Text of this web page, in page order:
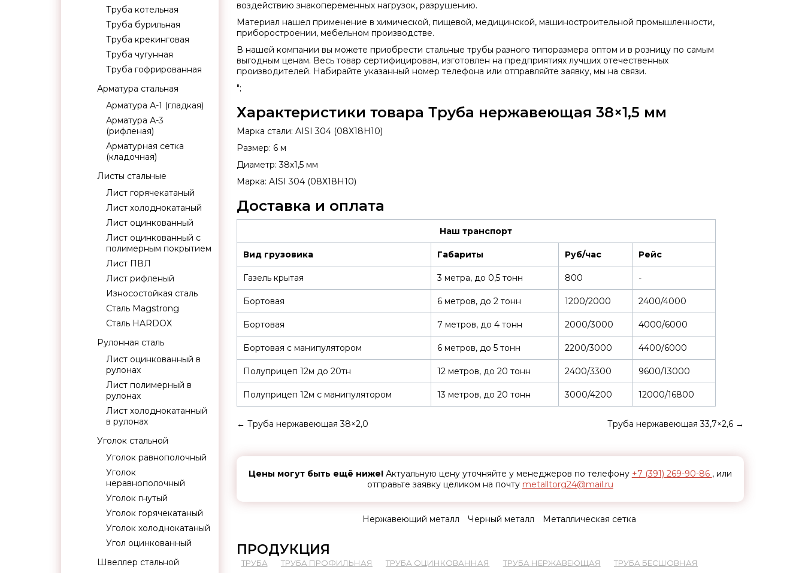
Труба котельная
Труба бурильная
Труба крекинговая
Труба чугунная
Труба гофрированная
Арматура стальная
Арматура А-1 (гладкая)
Арматура А-3
(рифленая)
Арматурная сетка
(кладочная)
Листы стальные
Лист горячекатаный
Лист холоднокатаный
Лист оцинкованный
Лист оцинкованный с
полимерным покрытием
Лист ПВЛ
Лист рифленый
Износостойкая сталь
Сталь Magstrong
Сталь HARDOX
Рулонная сталь
Лист оцинкованный в
рулонах
Лист полимерный в
рулонах
Лист холоднокатанный
в рулонах
Уголок стальной
Уголок равнополочный
Уголок
неравнополочный
Уголок гнутый
Уголок горячекатаный
Уголок холоднокатаный
Угол оцинкованный
Швеллер стальной
воздействию знакопеременных нагрузок, разрушению.
Материал нашел применение в химической, пищевой, медицинской, машиностроительной промышленности,
приборостроении, мебельном производстве.
В нашей компании вы можете приобрести стальные трубы разного типоразмера оптом и в розницу по самым
выгодным ценам. Весь товар сертифицирован, изготовлен на предприятиях лучших отечественных
производителей. Набирайте указанный номер телефона или отправляйте заявку, мы на связи.
";
Характеристики товара Труба нержавеющая 38×1,5 мм
Марка стали: AISI 304 (08Х18Н10)
Размер: 6 м
Диаметр: 38х1,5 мм
Марка: AISI 304 (08Х18Н10)
Доставка и оплата
Наш транспорт
Вид грузовика Габариты Руб/час Рейс
Газель крытая 3 метра, до 0,5 тонн 800 -
Бортовая 6 метров, до 2 тонн 1200/2000 2400/4000
Бортовая 7 метров, до 4 тонн 2000/3000 4000/6000
Бортовая с манипулятором 6 метров, до 5 тонн 2200/3000 4400/6000
Полуприцеп 12м до 20тн 12 метров, до 20 тонн 2400/3300 9600/13000
Полуприцеп 12м с манипулятором 13 метров, до 20 тонн 3000/4200 12000/16800
← Труба нержавеющая 38×2,0 Труба нержавеющая 33,7×2,6 →
Цены могут быть ещё ниже!Актуальную цену уточняйте у менеджеров по телефону +7 (391) 269-90-86 , или
отправьте заявку целиком на почту metalltorg24@mail.ru
Нержавеющий металл Черный металл Металлическая сетка
ПРОДУКЦИЯ
ТРУБА ТРУБА ПРОФИЛЬНАЯ ТРУБА ОЦИНКОВАННАЯ ТРУБА НЕРЖАВЕЮЩАЯ
ТРУБА БЕСШОВНАЯ